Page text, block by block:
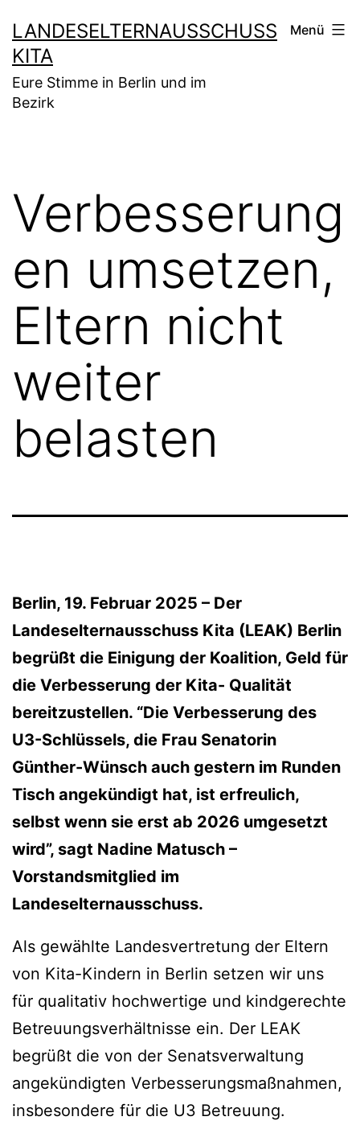
Inhalt
springen
LANDESELTERNAUSSCHUSS
KITA
Eure Stimme in Berlin und im
Bezirk
Menü
Verbesserung
en umsetzen,
Eltern nicht
weiter
belasten
Berlin, 19. Februar 2025 – Der
Landeselternausschuss Kita (LEAK) Berlin
begrüßt die Einigung der Koalition, Geld für
die Verbesserung der Kita- Qualität
bereitzustellen. “Die Verbesserung des
U3-Schlüssels, die Frau Senatorin
Günther-Wünsch auch gestern im Runden
Tisch angekündigt hat, ist erfreulich,
selbst wenn sie erst ab 2026 umgesetzt
wird”, sagt Nadine Matusch –
Vorstandsmitglied im
Landeselternausschuss.
Als gewählte Landesvertretung der Eltern
von Kita-Kindern in Berlin setzen wir uns
für qualitativ hochwertige und kindgerechte
Betreuungsverhältnisse ein. Der LEAK
begrüßt die von der Senatsverwaltung
angekündigten Verbesserungsmaßnahmen,
insbesondere für die U3 Betreuung.